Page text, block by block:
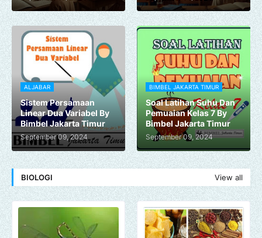
ALJABAR
Sistem Persamaan
Linear Dua Variabel By
Bimbel Jakarta Timur
September 09, 2024
BIMBEL JAKARTA TIMUR
Soal Latihan Suhu Dan
Pemuaian Kelas 7 By
Bimbel Jakarta Timur
September 09, 2024
BIOLOGI View all